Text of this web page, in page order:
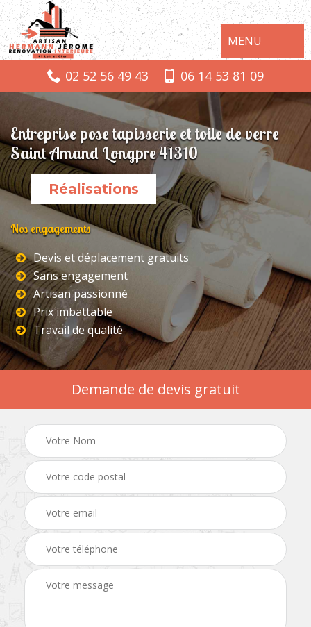
MENU
02 52 56 49 43 06 14 53 81 09
Entreprise pose tapisserie et toile de verre
Saint Amand Longpre 41310
Réalisations
Nos engagements
Devis et déplacement gratuits
Sans engagement
Artisan passionné
Prix imbattable
Travail de qualité
Demande de devis gratuit